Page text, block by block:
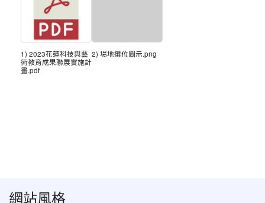
1) 2023花蓮科技與藝
術教育成果聯展實施計
畫.pdf
2) 場地攤位圖示.png
網站風格